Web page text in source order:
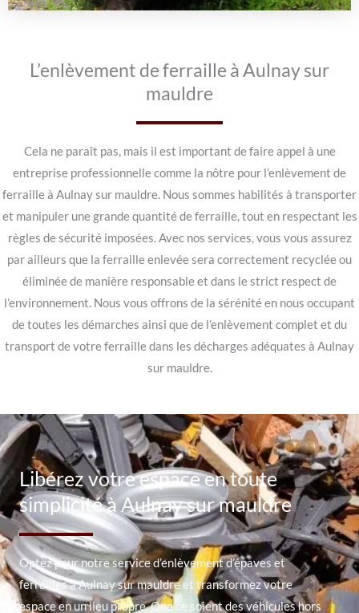
L’enlèvement de ferraille à Aulnay sur
mauldre
Cela ne paraît pas, mais il est important de faire appel à une
entreprise professionnelle comme la nôtre pour l’enlèvement de
ferraille à Aulnay sur mauldre. Nous sommes habilités à transporter
et manipuler une grande quantité de ferraille, tout en respectant les
règles de sécurité imposées. Avec nos services, vous vous assurez
par ailleurs que la ferraille enlevée sera correctement recyclée ou
éliminée de manière responsable et dans le strict respect de
l’environnement. Nous vous offrons de la sérénité en nous occupant
de toutes les démarches ainsi que de l’enlèvement complet et du
transport de votre ferraille dans les décharges adéquates à Aulnay
sur mauldre.
Libérez votre espace en toute
simplicité à Aulnay sur mauldre
Optez pour notre service d’enlèvement d’épaves et
ferrailles à Aulnay sur mauldre et transformez votre
espace en un lieu propre. Que ce soient des véhicules hors